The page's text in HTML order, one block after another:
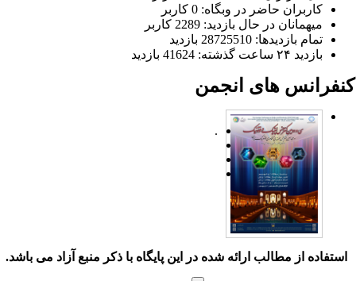
کاربران حاضر در وبگاه: 0 کاربر
میهمانان در حال بازدید: 2289 کاربر
تمام بازدید‌ها: 28725510 بازدید
بازدید ۲۴ ساعت گذشته: 41624 بازدید
های انجمن
.
استفاده از مطالب ارائه شده در این پایگاه با ذکر منبع آزاد می باشد.